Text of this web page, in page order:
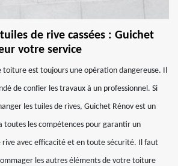
de rive cassées : Guichet
votre service
toiture est toujours une opération dangereuse. Il
de confier les travaux à un professionnel. Si
les tuiles de rives, Guichet Rénov est un
toutes les compétences pour garantir un
rive avec efficacité et en toute sécurité. Il faut
les autres éléments de votre toiture